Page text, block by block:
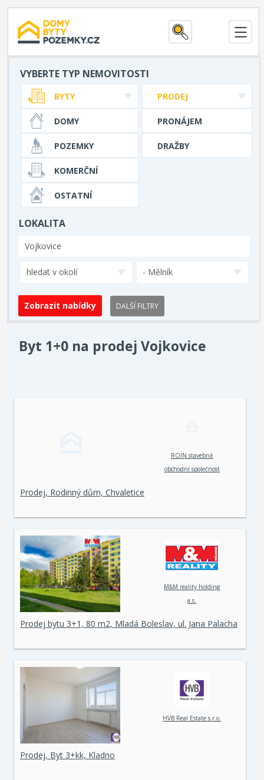
VYBERTE TYP NEMOVITOSTI
PRODEJ
PRONÁJEM
DRAŽBY
BYTY
DOMY
POZEMKY
KOMERČNÍ
OSTATNÍ
LOKALITA
hledat v okolí - Mělník
DALŠÍ FILTRY
Byt 1+0 na prodej Vojkovice
ROIN stavebně
obchodní společnost
Prodej, Rodinný dům, Chvaletice
M&M reality holding
a.s.
Prodej bytu 3+1, 80 m2, Mladá Boleslav, ul. Jana Palacha
HVB Real Estate s.r.o.
Prodej, Byt 3+kk, Kladno